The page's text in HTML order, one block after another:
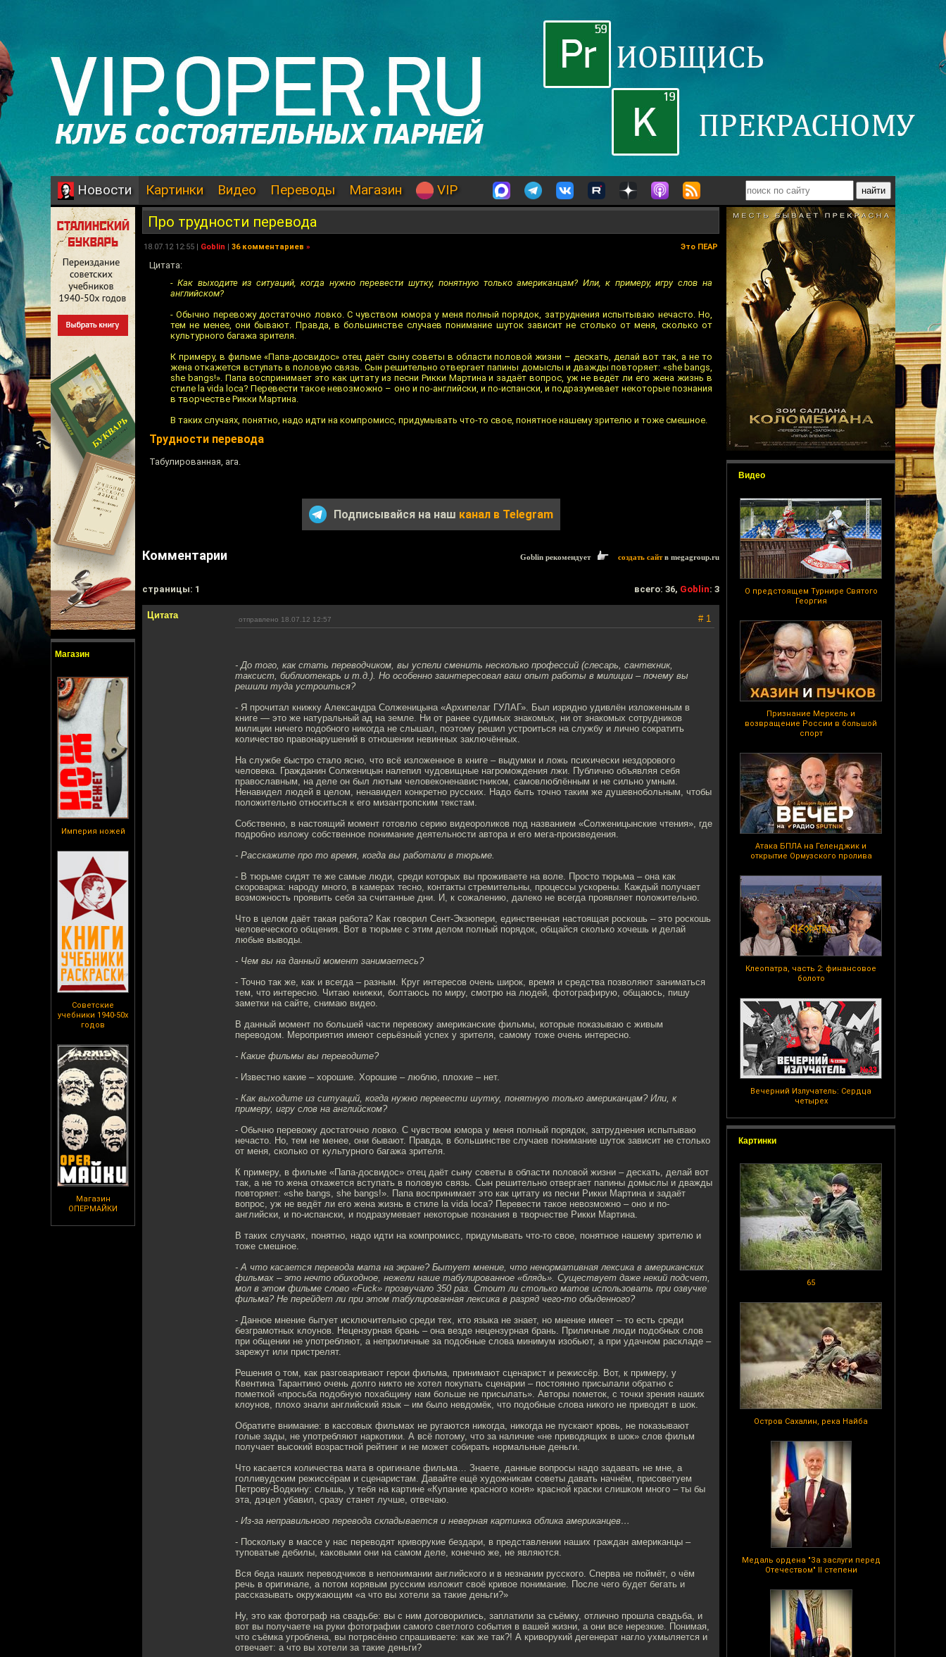
Новости Картинки Видео Переводы Магазин VIP
Магазин
Империя ножей
Советские
учебники 1940-50х
годов
Магазин
ОПЕРМАЙКИ
Видео
О предстоящем Турнире Святого
Георгия
Признание Меркель и
возвращение России в большой
спорт
Атака БПЛА на Геленджик и
открытие Ормузского пролива
Клеопатра, часть 2: финансовое
болото
Вечерний Излучатель: Сердца
четырех
Картинки
65
Остров Сахалин, река Найба
Медаль ордена "За заслуги перед
Отечеством" II степени
Про трудности перевода
18.07.12 12:55 | Goblin | 36 комментариев » Это ПЕАР
Цитата:
- Как выходите из ситуаций, когда нужно перевести шутку, понятную только американцам? Или, к примеру, игру слов на
английском?
- Обычно перевожу достаточно ловко. С чувством юмора у меня полный порядок, затруднения испытываю нечасто. Но,
тем не менее, они бывают. Правда, в большинстве случаев понимание шуток зависит не столько от меня, сколько от
культурного багажа зрителя.
К примеру, в фильме «Папа-досвидос» отец даёт сыну советы в области половой жизни – дескать, делай вот так, а не то
жена откажется вступать в половую связь. Сын решительно отвергает папины домыслы и дважды повторяет: «she bangs,
she bangs!». Папа воспринимает это как цитату из песни Рикки Мартина и задаёт вопрос, уж не ведёт ли его жена жизнь в
стиле la vida loca? Перевести такое невозможно – оно и по-английски, и по-испански, и подразумевает некоторые познания
в творчестве Рикки Мартина.
В таких случаях, понятно, надо идти на компромисс, придумывать что-то свое, понятное нашему зрителю и тоже смешное.
Трудности перевода
Табулированная, ага.
Подписывайся на наш канал в Telegram
Комментарии Goblin рекомендует создать сайтв megagroup.ru
cтраницы: 1 всего: 36, Goblin: 3
Цитата отправлено 18.07.12 12:57 # 1
- До того, как стать переводчиком, вы успели сменить несколько профессий (слесарь, сантехник,
таксист, библиотекарь и т.д.). Но особенно заинтересовал ваш опыт работы в милиции – почему вы
решили туда устроиться?
- Я прочитал книжку Александра Солженицына «Архипелаг ГУЛАГ». Был изрядно удивлён изложенным в
книге — это же натуральный ад на земле. Ни от ранее судимых знакомых, ни от знакомых сотрудников
милиции ничего подобного никогда не слышал, поэтому решил устроиться на службу и лично сократить
количество правонарушений в отношении невинных заключённых.
На службе быстро стало ясно, что всё изложенное в книге – выдумки и ложь психически нездорового
человека. Гражданин Солженицын налепил чудовищные нагромождения лжи. Публично объявляя себя
православным, на деле он был лютым человеконенавистником, самовлюблённым и не сильно умным.
Ненавидел людей в целом, ненавидел конкретно русских. Надо быть точно таким же душевнобольным, чтобы
положительно относиться к его мизантропским текстам.
Собственно, в настоящий момент готовлю серию видеороликов под названием «Солженицынские чтения», где
подробно изложу собственное понимание деятельности автора и его мега-произведения.
- Расскажите про то время, когда вы работали в тюрьме.
- В тюрьме сидят те же самые люди, среди которых вы проживаете на воле. Просто тюрьма – она как
скороварка: народу много, в камерах тесно, контакты стремительны, процессы ускорены. Каждый получает
возможность проявить себя за считанные дни. И, к сожалению, далеко не всегда проявляет положительно.
Что в целом даёт такая работа? Как говорил Сент-Экзюпери, единственная настоящая роскошь – это роскошь
человеческого общения. Вот в тюрьме с этим делом полный порядок, общайся сколько хочешь и делай
любые выводы.
- Чем вы на данный момент занимаетесь?
- Точно так же, как и всегда – разным. Круг интересов очень широк, время и средства позволяют заниматься
тем, что интересно. Читаю книжки, болтаюсь по миру, смотрю на людей, фотографирую, общаюсь, пишу
заметки на сайте, снимаю видео.
В данный момент по большей части перевожу американские фильмы, которые показываю с живым
переводом. Мероприятия имеют серьёзный успех у зрителя, самому тоже очень интересно.
- Какие фильмы вы переводите?
- Известно какие – хорошие. Хорошие – люблю, плохие – нет.
- Как выходите из ситуаций, когда нужно перевести шутку, понятную только американцам? Или, к
примеру, игру слов на английском?
- Обычно перевожу достаточно ловко. С чувством юмора у меня полный порядок, затруднения испытываю
нечасто. Но, тем не менее, они бывают. Правда, в большинстве случаев понимание шуток зависит не столько
от меня, сколько от культурного багажа зрителя.
К примеру, в фильме «Папа-досвидос» отец даёт сыну советы в области половой жизни – дескать, делай вот
так, а не то жена откажется вступать в половую связь. Сын решительно отвергает папины домыслы и дважды
повторяет: «she bangs, she bangs!». Папа воспринимает это как цитату из песни Рикки Мартина и задаёт
вопрос, уж не ведёт ли его жена жизнь в стиле la vida loca? Перевести такое невозможно – оно и по-
английски, и по-испански, и подразумевает некоторые познания в творчестве Рикки Мартина.
В таких случаях, понятно, надо идти на компромисс, придумывать что-то свое, понятное нашему зрителю и
тоже смешное.
- А что касается перевода мата на экране? Бытует мнение, что ненормативная лексика в американских
фильмах – это нечто обиходное, нежели наше табулированное «блядь». Существует даже некий подсчет,
мол в этом фильме слово «Fuck» прозвучало 350 раз. Стоит ли столько матов использовать при озвучке
фильма? Не перейдет ли при этом табулированная лексика в разряд чего-то обыденного?
- Данное мнение бытует исключительно среди тех, кто языка не знает, но мнение имеет – то есть среди
безграмотных клоунов. Нецензурная брань – она везде нецензурная брань. Приличные люди подобных слов
при общении не употребляют, а неприличные за подобные слова минимум изобьют, а при удачном раскладе –
зарежут или пристрелят.
Решения о том, как разговаривают герои фильма, принимают сценарист и режиссёр. Вот, к примеру, у
Квентина Тарантино очень долго никто не хотел покупать сценарии – постоянно присылали обратно с
пометкой «просьба подобную похабщину нам больше не присылать». Авторы пометок, с точки зрения наших
клоунов, плохо знали английский язык – им было невдомёк, что подобные слова никого не приводят в шок.
Обратите внимание: в кассовых фильмах не ругаются никогда, никогда не пускают кровь, не показывают
голые зады, не употребляют наркотики. А всё потому, что за наличие «не приводящих в шок» слов фильм
получает высокий возрастной рейтинг и не может собирать нормальные деньги.
Что касается количества мата в оригинале фильма… Знаете, данные вопросы надо задавать не мне, а
голливудским режиссёрам и сценаристам. Давайте ещё художникам советы давать начнём, присоветуем
Петрову-Водкину: слышь, у тебя на картине «Купание красного коня» красной краски слишком много – ты бы
эта, дэцел убавил, сразу станет лучше, отвечаю.
- Из-за неправильного перевода складывается и неверная картинка облика американцев…
- Поскольку в массе у нас переводят криворукие бездари, в представлении наших граждан американцы –
туповатые дебилы, каковыми они на самом деле, конечно же, не являются.
Вся беда наших переводчиков в непонимании английского и в незнании русского. Сперва не поймёт, о чём
речь в оригинале, а потом корявым русским изложит своё кривое понимание. После чего будет бегать и
рассказывать окружающим «а что вы хотели за такие деньги?»
Ну, это как фотограф на свадьбе: вы с ним договорились, заплатили за съёмку, отлично прошла свадьба, и
вот вы получаете на руки фотографии самого светлого события в вашей жизни, а они все нерезкие. Понимая,
что съёмка угроблена, вы потрясённо спрашиваете: как же так?! А криворукий дегенерат нагло ухмыляется и
отвечает: а что вы хотели за такие деньги?